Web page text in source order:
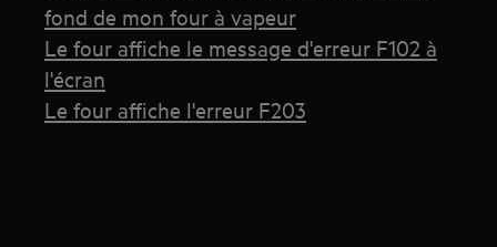
fond de mon four à vapeur
Le four affiche le message d'erreur F102 à
l'écran
Le four affiche l'erreur F203